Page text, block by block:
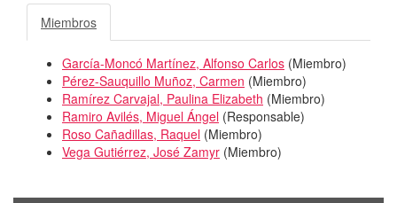
Miembros
García-Moncó Martínez, Alfonso Carlos (Miembro)
Pérez-Sauquillo Muñoz, Carmen (Miembro)
Ramírez Carvajal, Paulina Elizabeth (Miembro)
Ramiro Avilés, Miguel Ángel (Responsable)
Roso Cañadillas, Raquel (Miembro)
Vega Gutiérrez, José Zamyr (Miembro)